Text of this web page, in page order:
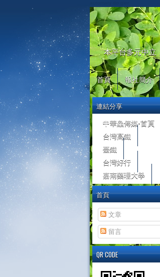
本平台多元中立
首頁 報社簡介
連結分享
中華鱻傳媒-首頁
台灣高鐵
臺鐵
台灣好行
嘉南藥理大學
首頁
文章
留言
QR CODE